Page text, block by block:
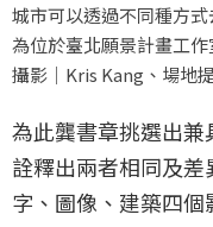
城市可以透過不同種方
為位於臺北願景計畫工
攝影｜Kris Kang、場地
為此龔書章挑選出
詮釋出兩者相同及
字、圖像、建築四